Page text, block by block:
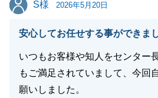
たします。
閉じる
S様 2026年5月20日
安心してお任せする事ができま
いつもお客様や知人をセンター
もご満足されていまして、今回
願いしました。